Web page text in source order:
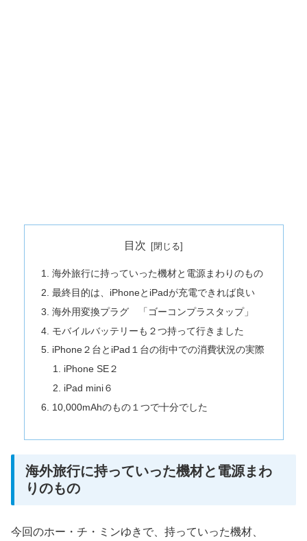
目次
海外旅行に持っていった機材と電源まわりのもの
最終目的は、iPhoneとiPadが充電できれば良い
海外用変換プラグ 「ゴーコンプラスタップ」
モバイルバッテリーも２つ持って行きました
iPhone２台とiPad１台の街中での消費状況の実際
iPhone SE２
iPad mini６
10,000mAhのもの１つで十分でした
海外旅行に持っていった機材と電源まわ
りのもの
今回のホー・チ・ミンゆきで、持っていった機材、